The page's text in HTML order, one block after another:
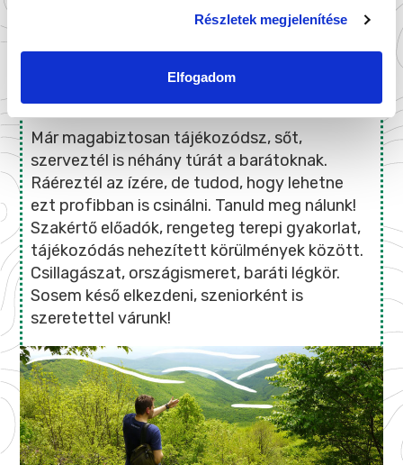
Részletek megjelenítése
Elfogadom
TÚRAVEZETŐ TANFOLYAM
Már magabiztosan tájékozódsz, sőt,
szerveztél is néhány túrát a barátoknak.
Ráéreztél az ízére, de tudod, hogy lehetne
ezt profibban is csinálni. Tanuld meg nálunk!
Szakértő előadók, rengeteg terepi gyakorlat,
tájékozódás nehezített körülmények között.
Csillagászat, országismeret, baráti légkör.
Sosem késő elkezdeni, szeniorként is
szeretettel várunk!